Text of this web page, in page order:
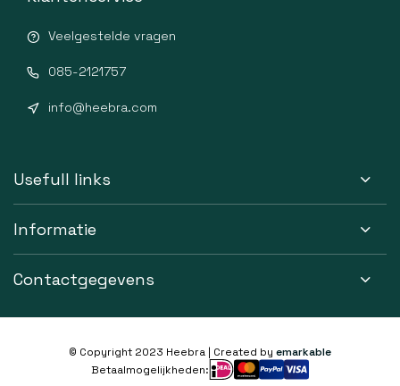
Veelgestelde vragen
085-2121757
info@heebra.com
Usefull links
Informatie
Contactgegevens
© Copyright 2023 Heebra | Created by emarkable
Betaalmogelijkheden: